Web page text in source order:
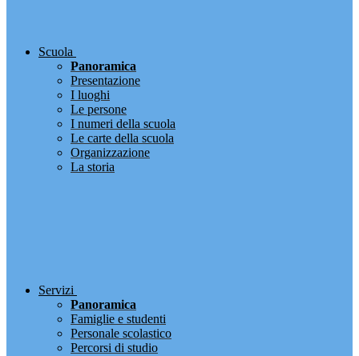
Scuola
Panoramica
Presentazione
I luoghi
Le persone
I numeri della scuola
Le carte della scuola
Organizzazione
La storia
Servizi
Panoramica
Famiglie e studenti
Personale scolastico
Percorsi di studio